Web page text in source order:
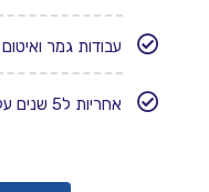
עבודות גמר
אחריות ל5 שנים על גוף הבריכה מפני סדקים ונליזות